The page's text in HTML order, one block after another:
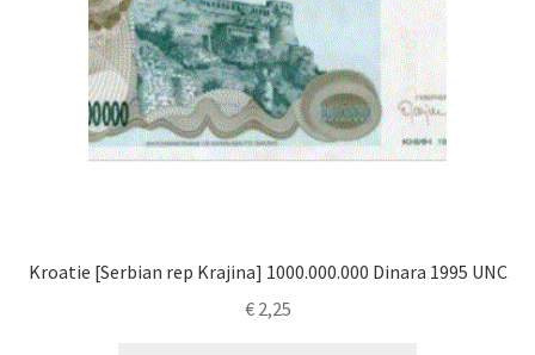
Kroatie [Serbian rep Krajina] 1000.000.000 Dinara 1995 UNC
€2,25